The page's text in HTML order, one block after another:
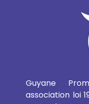
Guyane
association loi